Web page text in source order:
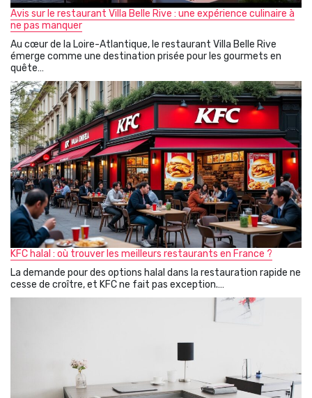
Avis sur le restaurant Villa Belle Rive : une expérience culinaire à
ne pas manquer
Au cœur de la Loire-Atlantique, le restaurant Villa Belle Rive
émerge comme une destination prisée pour les gourmets en
quête…
KFC halal : où trouver les meilleurs restaurants en France ?
La demande pour des options halal dans la restauration rapide ne
cesse de croître, et KFC ne fait pas exception.…